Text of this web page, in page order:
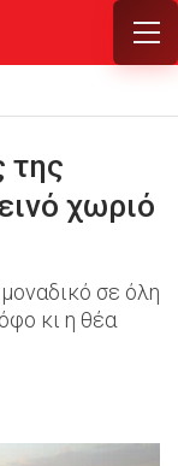
της
χωριό
σε όλη
κι η θέα